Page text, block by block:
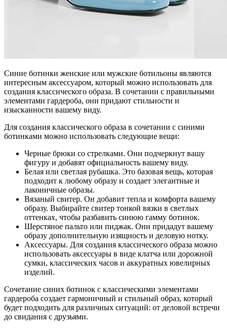
Синие ботинки женские или мужские ботильоны являются
интересным аксессуаром, который можно использовать для
создания классического образа. В сочетании с правильными
элементами гардероба, они придают стильности и
изысканности вашему виду.
Для создания классического образа в сочетании с синими
ботинками можно использовать следующие вещи:
Черные брюки со стрелками. Они подчеркнут вашу
фигуру и добавят официальность вашему виду.
Белая или светлая рубашка. Это базовая вещь, которая
подходит к любому образу и создает элегантные и
лаконичные образы.
Вязаный свитер. Он добавит тепла и комфорта вашему
образу. Выбирайте свитер тонкой вязки в светлых
оттенках, чтобы разбавить синюю гамму ботинок.
Шерстяное пальто или пиджак. Они придадут вашему
образу дополнительную изящность и деловую нотку.
Аксессуары. Для создания классического образа можно
использовать аксессуары в виде клатча или дорожной
сумки, классических часов и аккуратных ювелирных
изделий.
Сочетание синих ботинок с классическими элементами
гардероба создает гармоничный и стильный образ, который
будет подходить для различных ситуаций: от деловой встречи
до свидания с друзьями.